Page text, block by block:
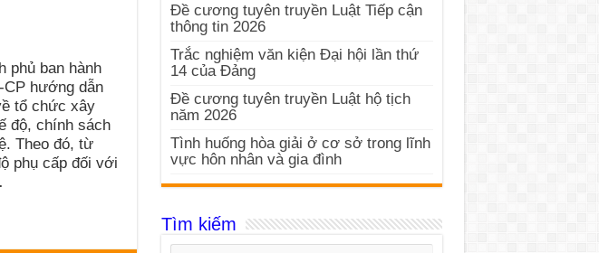
phủ ban hành
CP hướng dẫn
tổ chức xây
độ, chính sách
Theo đó, từ
phụ cấp đối với
Đề cương tuyên truyền Luật Tiếp cận
thông tin 2026
Trắc nghiệm văn kiện Đại hội lần thứ
14 của Đảng
Đề cương tuyên truyền Luật hộ tịch
năm 2026
Tình huống hòa giải ở cơ sở trong lĩnh
vực hôn nhân và gia đình
Tìm kiếm